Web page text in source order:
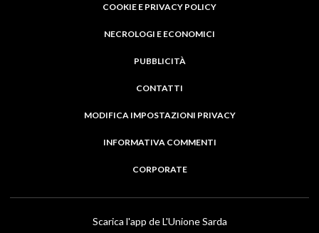
COOKIE E PRIVACY POLICY
NECROLOGI E ECONOMICI
PUBBLICITÀ
CONTATTI
MODIFICA IMPOSTAZIONI PRIVACY
INFORMATIVA COMMENTI
CORPORATE
Scarica l'app de L'Unione Sarda